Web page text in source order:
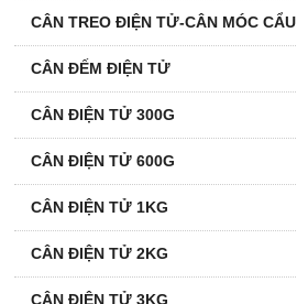
CÂN TREO ĐIỆN TỬ-CÂN MÓC CẨU
CÂN ĐẾM ĐIỆN TỬ
CÂN ĐIỆN TỬ 300G
CÂN ĐIỆN TỬ 600G
CÂN ĐIỆN TỬ 1KG
CÂN ĐIỆN TỬ 2KG
CÂN ĐIỆN TỬ 3KG